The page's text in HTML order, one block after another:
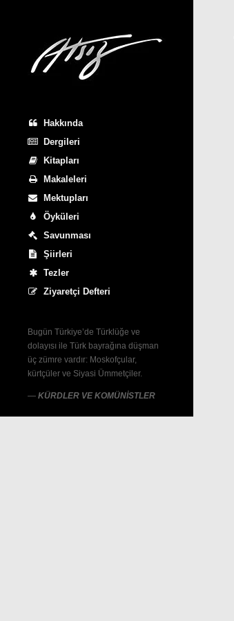
Hakkında
Dergileri
Kitapları
Makaleleri
Mektupları
Öyküleri
Savunması
Şiirleri
Tezler
Ziyaretçi Defteri
Bugün Türkiye’de Türklüğe ve
dolayısı ile Türk bayrağına düşman
üç zümre vardır: Moskofçular,
kürtçüler ve Siyasi Ümmetçiler.
— KÜRDLER VE KOMÜNİSTLER